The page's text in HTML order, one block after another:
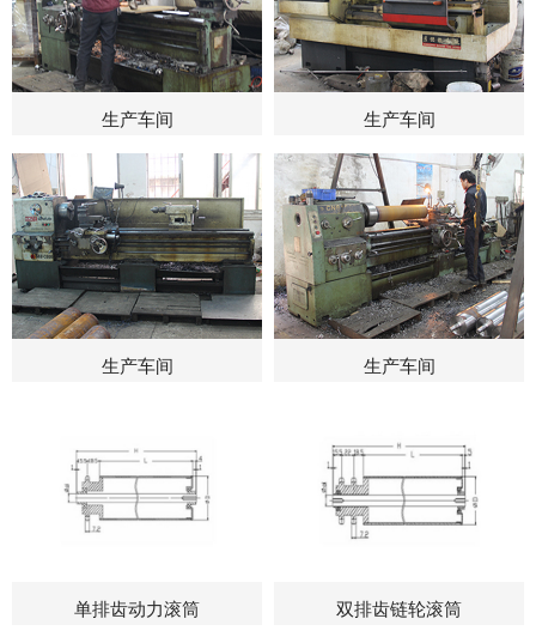
生产车间 生产车间
生产车间 生产车间
单排齿动力滚筒 双排齿链轮滚筒